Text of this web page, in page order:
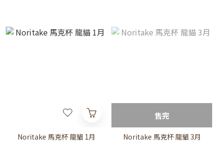
Noritake 馬克杯 龍貓 1月
售完
Noritake 馬克杯 龍貓 3月